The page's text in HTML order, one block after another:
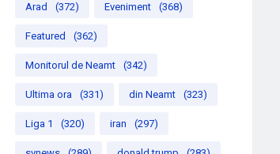
Arad (372) Eveniment (368)
Featured (362)
Monitorul de Neamt (342)
Ultima ora (331) din Neamt (323)
Liga 1 (320) iran (297)